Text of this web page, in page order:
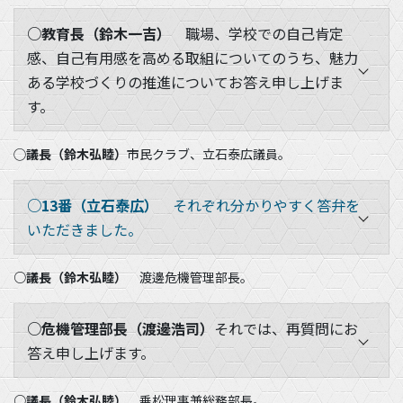
○教育長（鈴木一吉）職場、学校での自己肯定
感、自己有用感を高める取組についてのうち、魅力
ある学校づくりの推進についてお答え申し上げま
す。
◯議長（鈴木弘睦）市民クラブ、立石泰広議員。
○13番（立石泰広） それぞれ分かりやすく答弁を
いただきました。
○議長（鈴木弘睦）渡邊危機管理部長。
○危機管理部長（渡邊浩司） それでは、再質問にお
答え申し上げます。